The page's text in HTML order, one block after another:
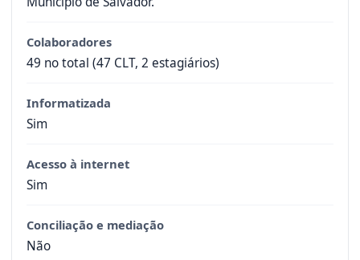
Colaboradores
49 no total (47 CLT, 2 estagiários)
Informatizada
Sim
Acesso à internet
Sim
Conciliação e mediação
Não